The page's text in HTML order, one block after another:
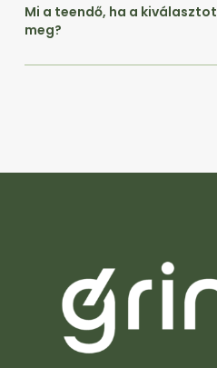
Mi a teendő, ha a
meg?